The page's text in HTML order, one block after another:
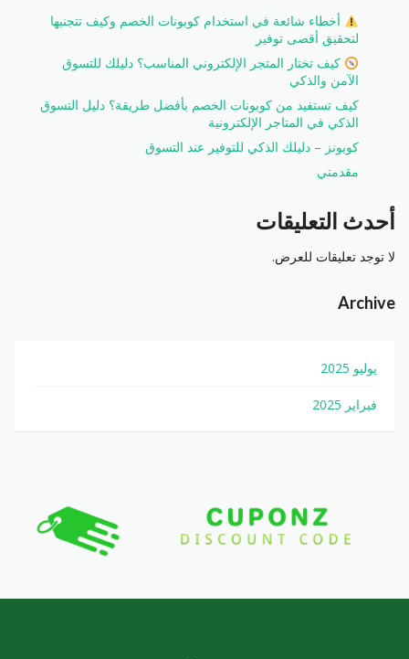
أخطاء شائعة في استخدام كوبونات الخصم وكيف تتجنبها
لتحقيق أقصى توفير
كيف تختار المتجر الإلكتروني المناسب؟ دليلك للتسوق
الآمن والذكي
كيف تستفيد من كوبونات الخصم بأفضل طريقة؟ دليل التسوق
الذكي في المتاجر الإلكترونية
كوبونز – دليلك الذكي للتوفير عند التسوق
مقدمتي
أحدث التعليقات
لا توجد تعليقات للعرض.
Archive
يوليو 2025
فبراير 2025